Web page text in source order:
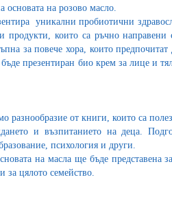
основата на розово масло.
уникални пробиотични
продукти, които са ръчно
за повече хора, които
презентиран био крем за лице и
разнообразие от книги, които са
и възпитанието на деца.
психология и други.
на масла ще бъде представена
за цялото семейство.